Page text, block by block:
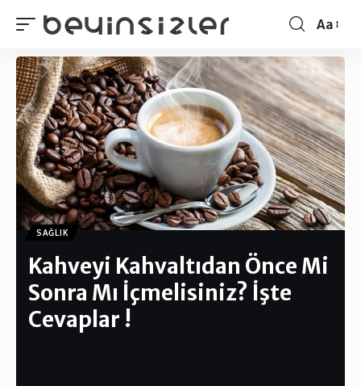
Aa
SAĞLIK
Kahveyi Kahvaltıdan Önce Mi
Sonra Mı İçmelisiniz? İşte
Cevaplar !